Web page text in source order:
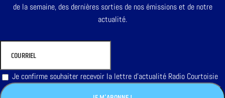
de la semaine, des dernières sorties de nos émissions et de notre
actualité.
Je confirme souhaiter recevoir la lettre d'actualité Radio Courtoisie